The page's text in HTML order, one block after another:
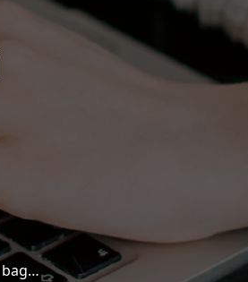
Anziana inferma cade durante il bagno a letto e muore, la casa di riposo denega ogni responsabilità